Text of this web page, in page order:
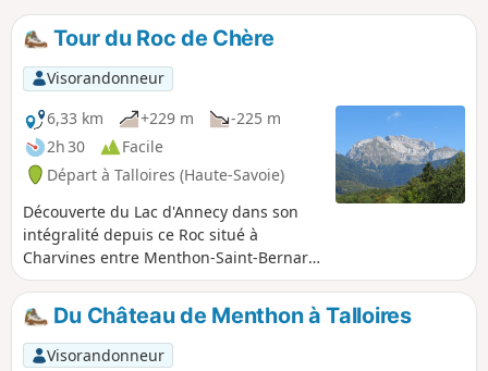
Tour du Roc de Chère
Visorandonneur
6,33 km
+229 m
-225 m
2h 30
Facile
Départ à Talloires (Haute-Savoie)
Découverte du Lac d'Annecy dans son
intégralité depuis ce Roc situé à
Charvines entre Menthon-Saint-Bernard
et Talloires et qui abrite un magnifique
golf.Du Château de Menthon à Talloires
Visorandonneur